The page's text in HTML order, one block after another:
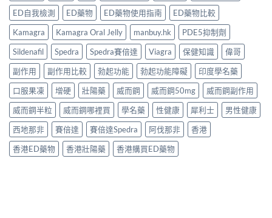
ED自我檢測
ED藥物 ED藥物使用指南
ED藥物比較
Kamagra
Kamagra Oral Jelly manbuy.hk
PDE5抑制劑
Sildenafil
Spedra Spedra賽倍達 Viagra 保健知識
偉哥
副作用
副作用比較 勃起功能 勃起功能障礙
印度學名藥
口服果凍
增硬 壯陽藥 威而鋼 威而鋼50mg
威而鋼副作用
威而鋼半粒
威而鋼哪裡買 學名藥 性健康 犀利士
男性健康
西地那非
賽倍達 賽倍達Spedra 阿伐那非
香港
香港ED藥物
香港壯陽藥 香港購買ED藥物